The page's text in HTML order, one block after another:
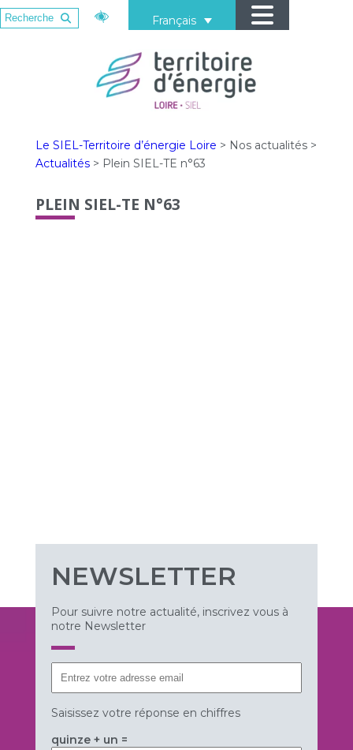
Français
Le SIEL-Territoire d’énergie Loire > Nos actualités>
Actualités > Plein SIEL-TE n°63
PLEIN SIEL-TE N°63
NEWSLETTER
Pour suivre notre actualité, inscrivez vous à
notre Newsletter
Saisissez votre réponse en chiffres
quinze + un =